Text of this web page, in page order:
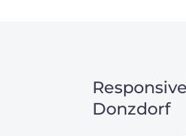
Donzdorf